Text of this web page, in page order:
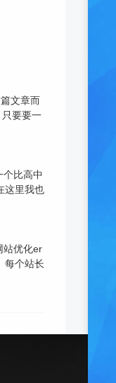
文章而
要要一
比高中
这里我也
站优化er
每个站长